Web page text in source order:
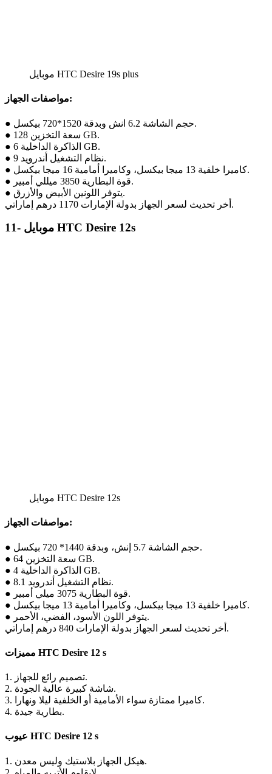
موبايل HTC Desire 19s plus
مواصفات الجهاز:
● حجم الشاشة 6.2 انش وبدقة 1520*720 بيكسل.
● سعة التخزين 128 GB.
● الذاكرة الداخلية 6 GB.
● نظام التشغيل أندرويد 9.
● كاميرا خلفية 13 ميجا بيكسل، وكاميرا أمامية 16 ميجا بيكسل.
● قوة البطارية 3850 ميللي أمبير.
● يتوفر اللونين الأبيض والأزرق.
أخر تحديث لسعر الجهاز بدولة الإمارات 1170 درهم إماراتي.
11- موبايل HTC Desire 12s
موبايل HTC Desire 12s
مواصفات الجهاز:
● حجم الشاشة 5.7 إنش، وبدقة 1440* 720 بيكسل.
● سعة التخزين 64 GB.
● الذاكرة الداخلية 4 GB.
● نظام التشغيل أندرويد 8.1.
● قوة البطارية 3075 ميلي أمبير.
● كاميرا خلفية 13 ميجا بيكسل، وكاميرا أمامية 13 ميجا بيكسل.
● يتوفر اللون الأسود، الفضي، الأحمر.
أخر تحديث لسعر الجهاز بدولة الإمارات 840 درهم إماراتي.
مميزات HTC Desire 12 s
1. تصميم رائع للجهاز.
2. شاشة كبيرة عالية الجودة.
3. كاميرا ممتازة سواء الأمامية أو الخلفية ليلا ونهارا.
4. بطارية جيدة.
عيوب HTC Desire 12 s
1. هيكل الجهاز بلاستيك وليس معدن.